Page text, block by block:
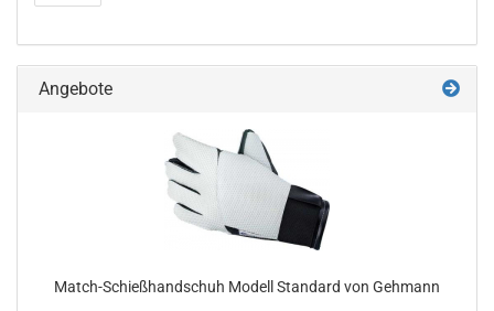
Angebote
Match-Schießhandschuh Modell Standard von Gehmann